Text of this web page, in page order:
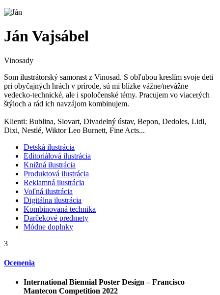
Ján Vajsábel
Vinosady
Som ilustrátorský samorast z Vinosad. S obľubou kreslím svoje deti
pri obyčajných hrách v prírode, sú mi blízke vážne/nevážne
vedecko-technické, ale i spoločenské témy. Pracujem vo viacerých
štýloch a rád ich navzájom kombinujem.
Klienti: Bublina, Slovart, Divadelný ústav, Bepon, Dedoles, Lidl,
Dixi, Nestlé, Wiktor Leo Burnett, Fine Acts...
Detská ilustrácia
Editoriálová ilustrácia
Knižná ilustrácia
Produktová ilustrácia
Reklamná ilustrácia
Voľná ilustrácia
Digitálna ilustrácia
Kombinovaná technika
Darčekové predmety
Módne doplnky
3
Ocenenia
International Biennial Poster Design – Francisco
Mantecon Competition 2022